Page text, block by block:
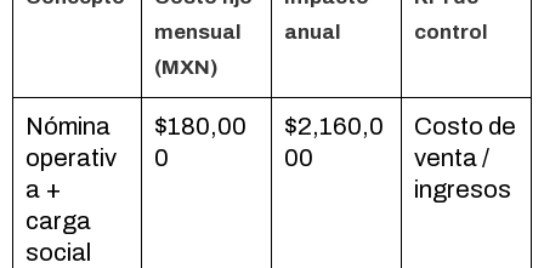
mensual
(MXN)
anual
control
Nómina
operativ
a +
carga
social
$180,00
0
$2,160,0
00
Costo de
venta /
ingresos